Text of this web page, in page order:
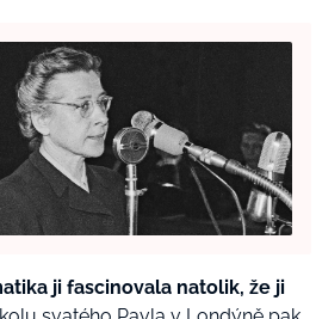
ji fascinovala natolik, že ji